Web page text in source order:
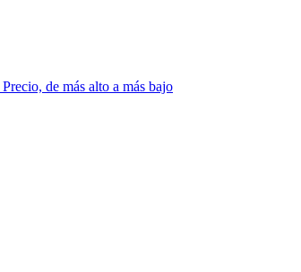
Precio, de más alto a más bajo